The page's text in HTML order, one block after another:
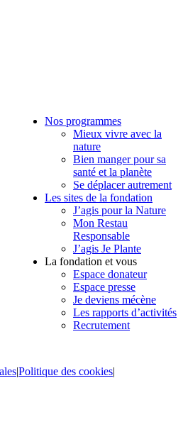
Nos programmes
Mieux vivre avec la
nature
Bien manger pour sa
santé et la planète
Se déplacer autrement
Les sites de la fondation
J’agis pour la Nature
Mon Restau
Responsable
J’agis Je Plante
La fondation et vous
Espace donateur
Espace presse
Je deviens mécène
Les rapports d’activités
Recrutement
|Politique des cookies|